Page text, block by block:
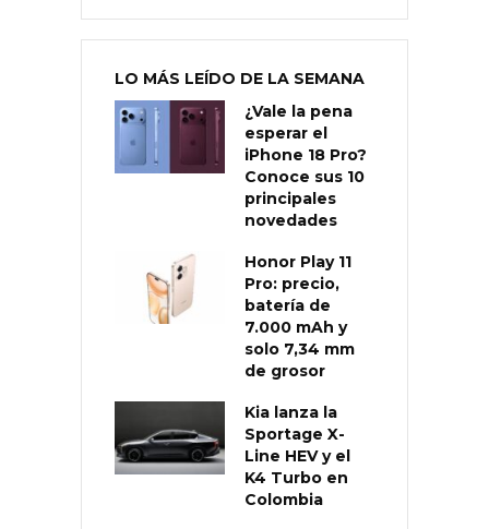
LO MÁS LEÍDO DE LA SEMANA
¿Vale la pena
esperar el
iPhone 18 Pro?
Conoce sus 10
principales
novedades
Honor Play 11
Pro: precio,
batería de
7.000 mAh y
solo 7,34 mm
de grosor
Kia lanza la
Sportage X-
Line HEV y el
K4 Turbo en
Colombia